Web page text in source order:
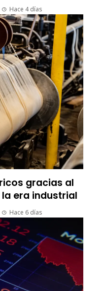
Hace 4 días
gracias al
era industrial
Hace 6 días